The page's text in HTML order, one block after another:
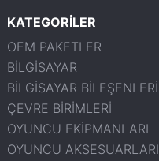
KATEGORİLER
OEM PAKETLER
BİLGİSAYAR
BİLGİSAYAR BİLEŞENLERİ
ÇEVRE BİRİMLERİ
OYUNCU EKİPMANLARI
OYUNCU AKSESUARLARI